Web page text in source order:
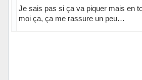
Je sais pas si ça va piquer mais en
moi ça, ça me rassure un peu…